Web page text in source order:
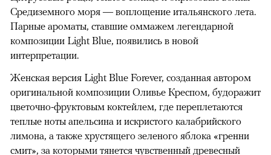
Средиземного моря — воплощение итальянского лета.
Парные ароматы, ставшие оммажем легендарной
композиции Light Blue, появились в новой
интерпретации.
Женская версия Light Blue Forever, созданная автором
оригинальной композиции Оливье Креспом, будоражит
цветочно-фруктовым коктейлем, где переплетаются
теплые ноты апельсина и искристого калабрийского
лимона, а также хрустящего зеленого яблока «гренни
смит», за которыми тянется чувственный древесный